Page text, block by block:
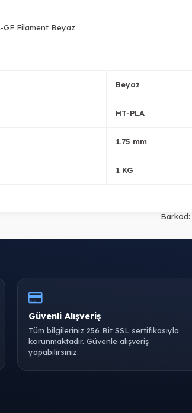
GF Filament Beyaz
Beyaz
HT-PLA
1.75 mm
1 KG
Barkod:
Güvenli Alışveriş
Tüm bilgileriniz 256 Bit SSL sertifikasıyla
korunmaktadır. Güvenle alışveriş
yapabilirsiniz.